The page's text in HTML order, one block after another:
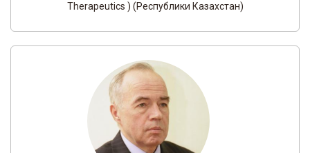
Therapeutics ) (Республики Казахстан)